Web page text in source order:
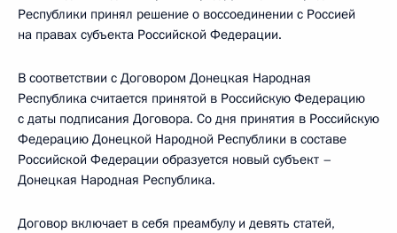
Республики принял решение о воссоединении с Россией
на правах субъекта Российской Федерации.
В соответствии с Договором Донецкая Народная
Республика считается принятой в Российскую Федерацию
с даты подписания Договора. Со дня принятия в Российскую
Федерацию Донецкой Народной Республики в составе
Российской Федерации образуется новый субъект –
Донецкая Народная Республика.
Договор включает в себя преамбулу и девять статей,